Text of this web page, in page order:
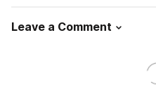
Leave a Comment